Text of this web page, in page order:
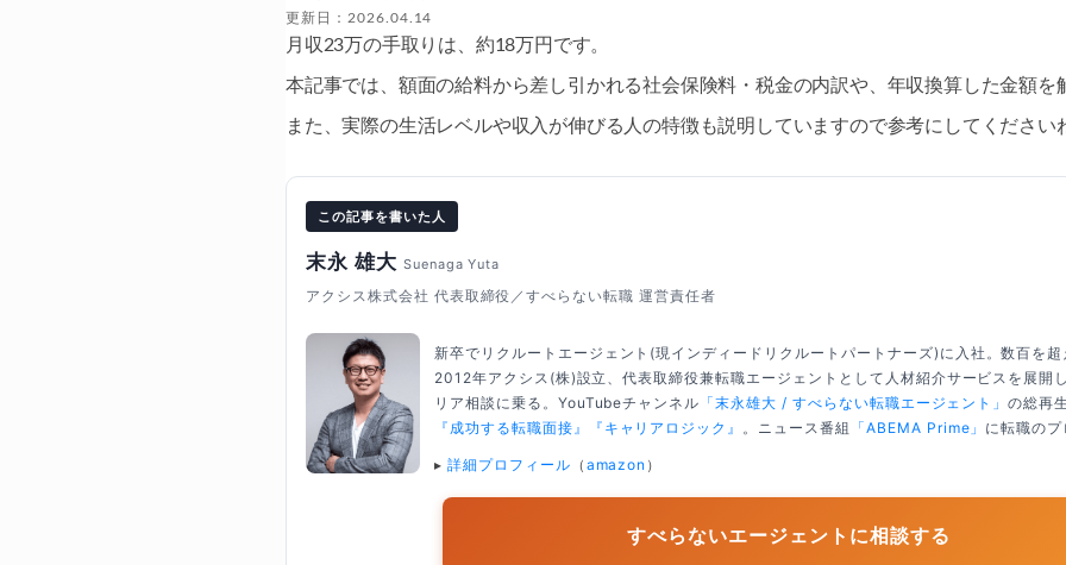
更新日：2026.04.14
月収23万の手取りは、約18万円です。
本記事では、額面の給料から差し引かれる社会保険料・税金の内訳や、年収換算した金額を
また、実際の生活レベルや収入が伸びる人の特徴も説明していますので参考にしてください
この記事を書いた人
末永 雄大 Suenaga Yuta
アクシス株式会社 代表取締役／すべらない転職 運営責任者
新卒でリクルートエージェント(現インディードリクルートパートナーズ)に入社。数百を超
2012年アクシス(株)設立、代表取締役兼転職エージェントとして人材紹介サービスを展開
リア相談に乗る。YouTubeチャンネル 「末永雄大 / すべらない転職エージェント」の総再
『成功する転職面接』
『キャリアロジック』 。ニュース番組 「ABEMA Prime」 に転職のプ
▸ 詳細プロフィール （ amazon ）
すべらないエージェントに相談する